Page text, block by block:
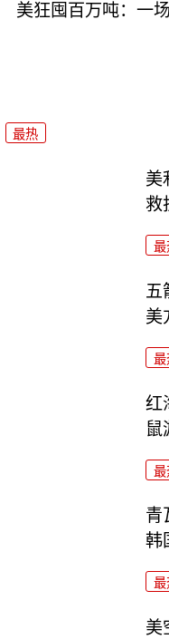
美狂囤百万吨：一
最热
美
救
最
五
美
最
红
鼠
最
青
韩
最
美